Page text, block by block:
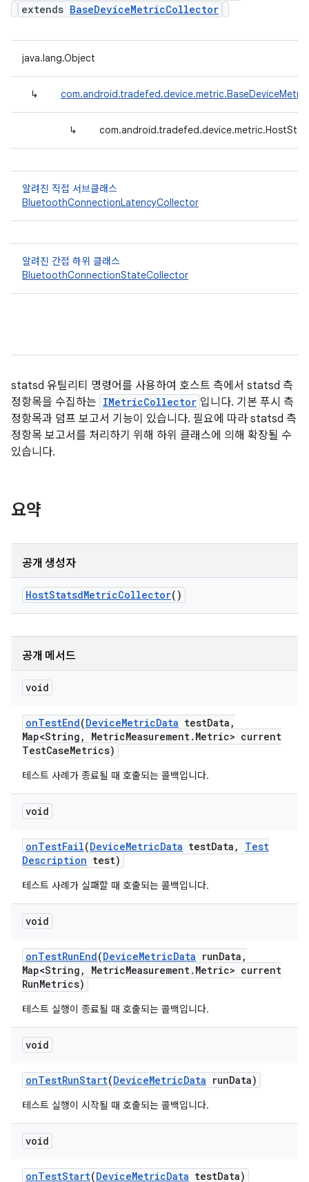
extends BaseDeviceMetricCollector
java.lang.Object
↳
↳
알려진 직접 서브클래스
BluetoothConnectionLatencyCollector
알려진 간접 하위 클래스
BluetoothConnectionStateCollector
statsd 유틸리티 명령어를 사용하여 호스트 측에서 statsd 측
정항목을 수집하는 IMetricCollector 입니다. 기본 푸시 측
정항목과 덤프 보고서 기능이 있습니다. 필요에 따라 statsd 측
정항목 보고서를 처리하기 위해 하위 클래스에 의해 확장될 수
있습니다.
요약
공개 생성자
HostStatsdMetricCollector()
공개 메서드
void
onTestEnd(DeviceMetricData testData ,
Map<String , MetricMeasurement. Metric> current
TestCaseMetrics)
테스트 사례가 종료될 때 호출되는 콜백입니다.
void
onTestFail(DeviceMetricData testData ,
Test
Description test)
테스트 사례가 실패할 때 호출되는 콜백입니다.
void
onTestRunEnd(DeviceMetricData runData ,
Map<String , MetricMeasurement. Metric> current
RunMetrics)
테스트 실행이 종료될 때 호출되는 콜백입니다.
void
onTestRunStart(DeviceMetricData runData)
테스트 실행이 시작될 때 호출되는 콜백입니다.
void
onTestStart(DeviceMetricData testData)